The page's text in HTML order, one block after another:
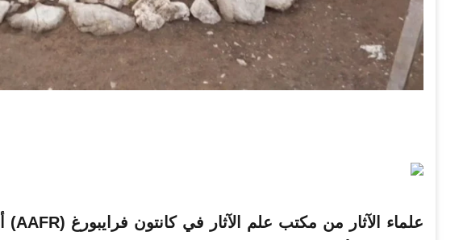
علماء الآثار من مكتب علم الآثار في كانتون فرايبورغ (AAFR) أبلغت عن اكتشاف مهم في